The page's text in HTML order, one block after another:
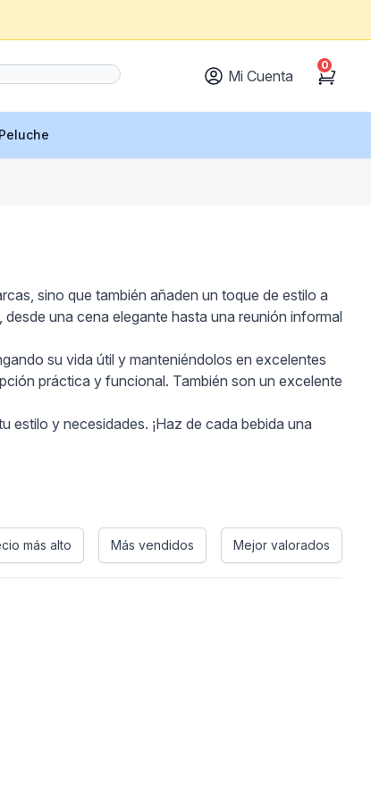
Mi Cuenta Cart
0
sino que también añaden un toque de estilo a
una cena elegante hasta una reunión informal
su vida útil y manteniéndolos en excelentes
práctica y funcional. También son un excelente
estilo y necesidades. ¡Haz de cada bebida una
más alto Más vendidos Mejor valorados